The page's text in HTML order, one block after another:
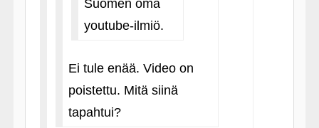
Suomen oma
youtube-ilmiö.
Ei tule enää. Video on
poistettu. Mitä siinä
tapahtui?